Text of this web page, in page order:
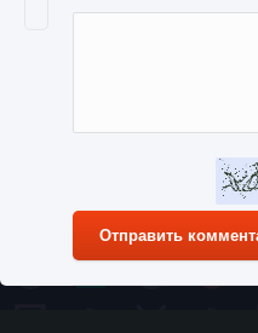
Отправить